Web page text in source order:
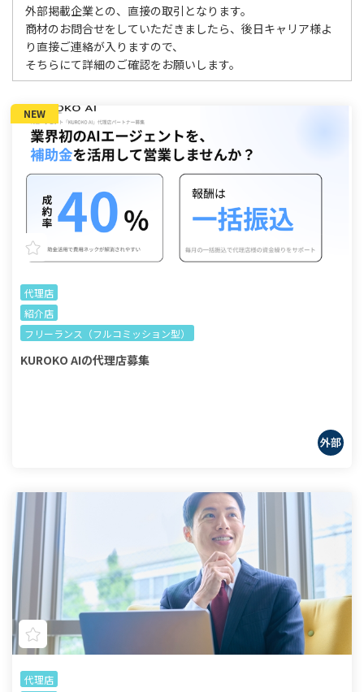
外部掲載企業との、直接の取引となります。
商材のお問合せをしていただきましたら、後日キャリア様よ
り直接ご連絡が入りますので、
そちらにて詳細のご確認をお願いします。
代理店
紹介店
フリーランス（フルコミッション型）
KUROKO AIの代理店募集
NEW
代理店